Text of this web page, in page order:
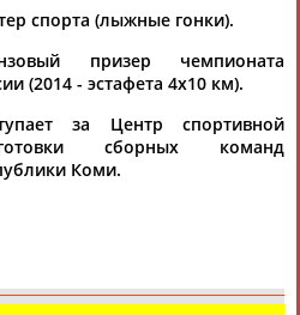
спорта (лыжные гонки).
призер чемпионата
(2014 - эстафета 4х10 км).
за Центр спортивной
сборных команд
Коми.